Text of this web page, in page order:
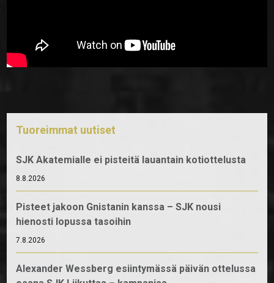
Tuoreimmat uutiset
SJK Akatemialle ei pisteitä lauantain kotiottelusta
8.8.2026
Pisteet jakoon Gnistanin kanssa – SJK nousi
hienosti lopussa tasoihin
7.8.2026
Alexander Wessberg esiintymässä päivän ottelussa